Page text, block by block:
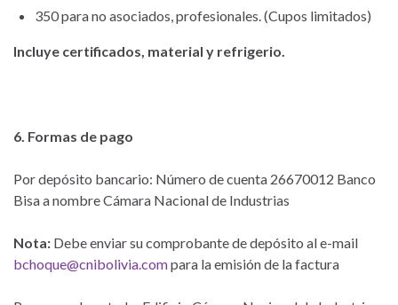
350 para no asociados, profesionales. (Cupos limitados)
Incluye certificados, material y refrigerio.
6. Formas de pago
Por depósito bancario: Número de cuenta 26670012 Banco
Bisa a nombre Cámara Nacional de Industrias
Nota: Debe enviar su comprobante de depósito al e-mail
bchoque@cnibolivia.compara la emisión de la factura